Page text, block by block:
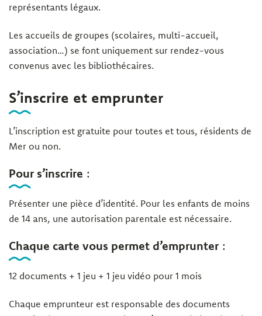
représentants légaux.
Les accueils de groupes (scolaires, multi-accueil,
association…) se font uniquement sur rendez-vous
convenus avec les bibliothécaires.
S’inscrire et emprunter
L’inscription est gratuite pour toutes et tous, résidents de
Mer ou non.
Pour s’inscrire :
Présenter une pièce d’identité. Pour les enfants de moins
de 14 ans, une autorisation parentale est nécessaire.
Chaque carte vous permet d’emprunter :
12 documents + 1 jeu + 1 jeu vidéo pour 1 mois
Chaque emprunteur est responsable des documents